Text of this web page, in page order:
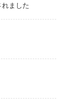
ました